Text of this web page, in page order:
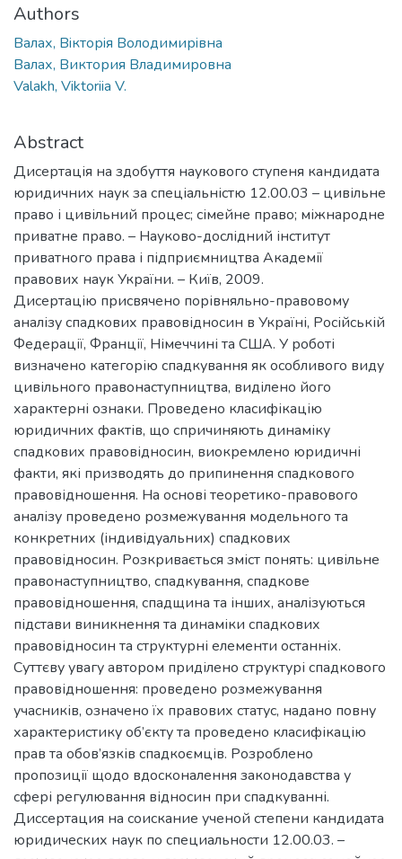
Authors
Валах, Вiкторiя Володимирiвна
Валах, Виктория Владимировна
Valakh, Viktoriia V.
Abstract
Дисертація на здобуття наукового ступеня кандидата
юридичних наук за спеціальністю 12.00.03 – цивільне
право і цивільний процес; сімейне право; міжнародне
приватне право. – Науково-дослідний інститут
приватного права і підприємництва Академії
правових наук України. – Київ, 2009.
Дисертацію присвячено порівняльно-правовому
аналізу спадкових правовідносин в Україні, Російській
Федерації, Франції, Німеччині та США. У роботі
визначено категорію спадкування як особливого виду
цивільного правонаступництва, виділено його
характерні ознаки. Проведено класифікацію
юридичних фактів, що спричиняють динаміку
спадкових правовідносин, виокремлено юридичні
факти, які призводять до припинення спадкового
правовідношення. На основі теоретико-правового
аналізу проведено розмежування модельного та
конкретних (індивідуальних) спадкових
правовідносин. Розкривається зміст понять: цивільне
правонаступництво, спадкування, спадкове
правовідношення, спадщина та інших, аналізуються
підстави виникнення та динаміки спадкових
правовідносин та структурні елементи останніх.
Суттєву увагу автором приділено структурі спадкового
правовідношення: проведено розмежування
учасників, означено їх правових статус, надано повну
характеристику об’єкту та проведено класифікацію
прав та обов’язків спадкоємців. Розроблено
пропозиції щодо вдосконалення законодавства у
сфері регулювання відносин при спадкуванні.
Диссертация на соискание ученой степени кандидата
юридических наук по специальности 12.00.03. –